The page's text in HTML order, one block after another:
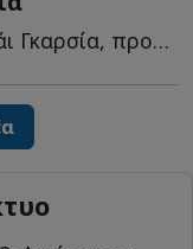
Σε εξαιρετική κατάσταση ο Λιβάι Γκαρσία, προπονήθηκε κ...